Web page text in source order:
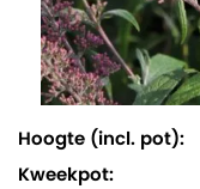
Hoogte (incl. pot)
Kweekpot